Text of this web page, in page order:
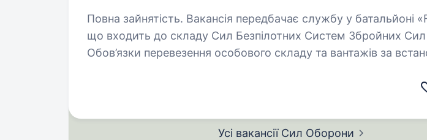
Повна зайнятість. Вакансія передбачає службу у батальйоні «Flying Skull»,
що входить до складу Сил Безпілотних Систем Збройних Сил
Обов’язки перевезення особового складу та вантажів за встановленими
Усі вакансії Сил Оборони